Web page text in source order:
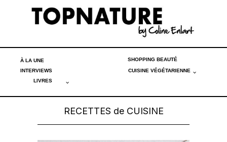
À LA UNE SHOPPING BEAUTÉ
INTERVIEWS
CUISINE VÉGÉTARIENNE
LIVRES
RECETTES de CUISINE